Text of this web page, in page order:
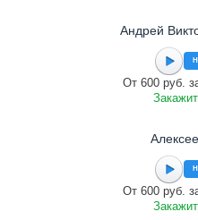
Андрей
От 600 руб.
От 600 руб.